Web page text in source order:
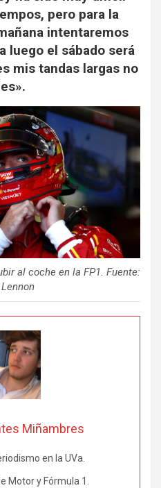
pero para la
intentaremos
luego el sábado será
mis tandas largas no
al coche en la FP1. Fuente:
Miñambres
en la UVa.
Motor y Fórmula 1.